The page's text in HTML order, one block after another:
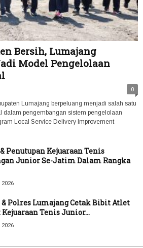
Bersih, Lumajang
Model Pengelolaan
0
Lumajang berpeluang menjadi salah satu
dalam pengembangan sistem pengelolaan
Local Service Delivery Improvement
Penutupan Kejuaraan Tenis
Junior Se-Jatim Dalam Rangka
& Polres Lumajang Cetak Bibit Atlet
Kejuaraan Tenis Junior...